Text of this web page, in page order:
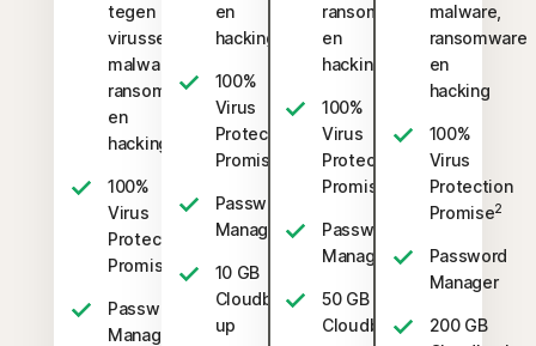
tegen
virussen,
malware,
ransomware
en
hacking
100%
Virus
Protection
Promise
Password
Manager
en
hacking
100%
Virus
Protection
Promise
Password
Manager
10 GB
Cloudback-
up
ransomware
en
hacking
100%
Virus
Protection
Promise
Password
Manager
50 GB
Cloudback-
malware,
ransomware
en
hacking
100%
Virus
Protection
Promise2
Password
Manager
200 GB